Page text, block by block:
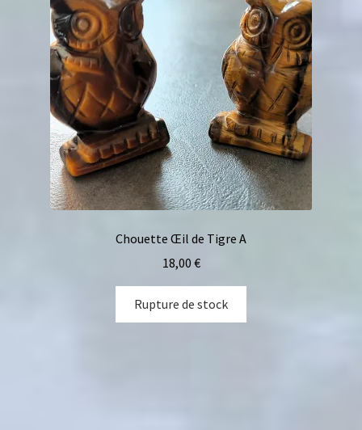
Chouette Œil de Tigre A
18,00 €
Rupture de stock